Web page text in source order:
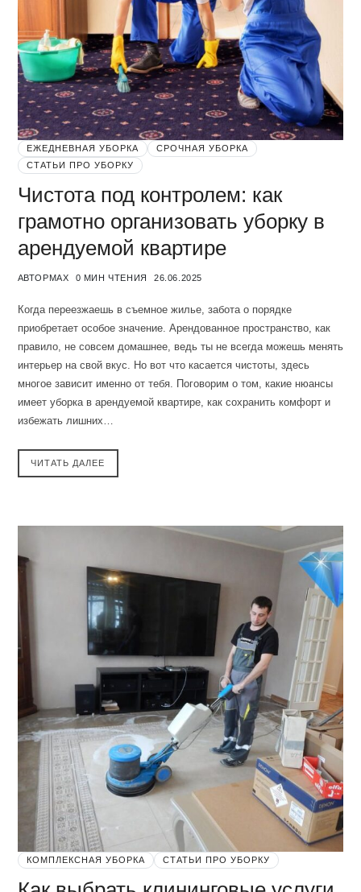
ЕЖЕДНЕВНАЯ УБОРКА
СРОЧНАЯ УБОРКА
СТАТЬИ ПРО УБОРКУ
Чистота под контролем: как
грамотно организовать уборку в
арендуемой квартире
АВТОРMAX 0 МИН ЧТЕНИЯ 26.06.2025
Когда переезжаешь в съемное жилье, забота о порядке
приобретает особое значение. Арендованное пространство, как
правило, не совсем домашнее, ведь ты не всегда можешь менять
интерьер на свой вкус. Но вот что касается чистоты, здесь
многое зависит именно от тебя. Поговорим о том, какие нюансы
имеет уборка в арендуемой квартире, как сохранить комфорт и
избежать лишних…
ЧИТАТЬ ДАЛЕЕ
КОМПЛЕКСНАЯ УБОРКА СТАТЬИ ПРО УБОРКУ